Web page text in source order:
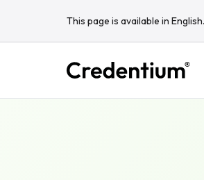
This page is available in English.